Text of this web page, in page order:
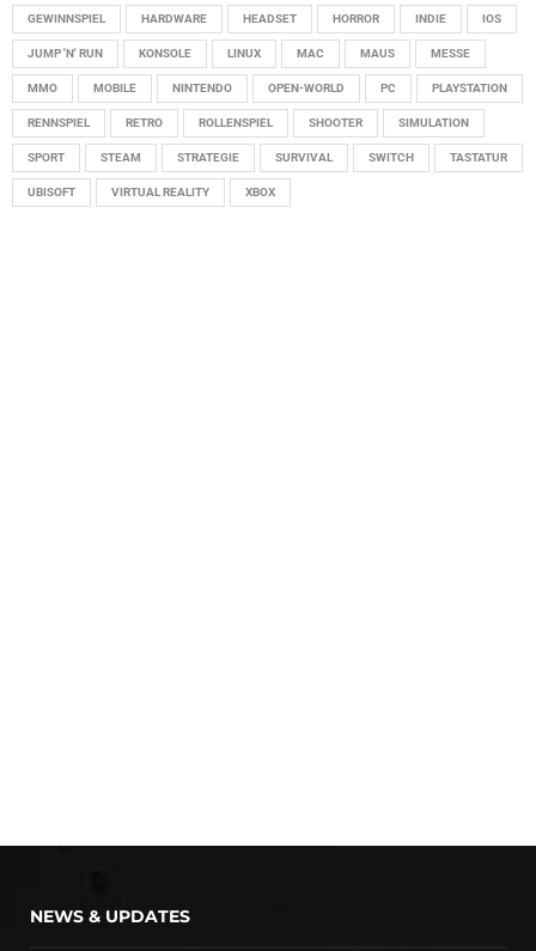
GEWINNSPIEL HARDWARE HEADSET HORROR INDIE IOS
JUMP 'N' RUN KONSOLE LINUX MAC MAUS MESSE
MMO MOBILE NINTENDO OPEN-WORLD PC PLAYSTATION
RENNSPIEL RETRO ROLLENSPIEL SHOOTER SIMULATION
SPORT STEAM STRATEGIE SURVIVAL SWITCH TASTATUR
UBISOFT VIRTUAL REALITY XBOX
NEWS & UPDATES